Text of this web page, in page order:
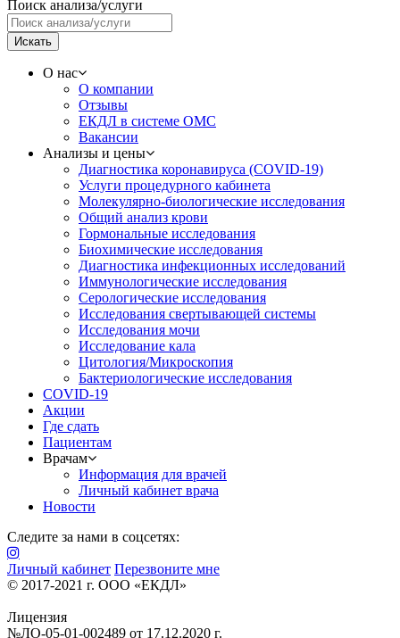
Поиск анализа/услуги
Искать
О нас
О компании
Отзывы
ЕКДЛ в системе ОМС
Вакансии
Анализы и цены
Диагностика коронавируса (COVID-19)
Услуги процедурного кабинета
Молекулярно-биологические исследования
Общий анализ крови
Гормональные исследования
Биохимические исследования
Диагностика инфекционных исследований
Иммунологические исследования
Серологические исследования
Исследования свертывающей системы
Исследования мочи
Исследование кала
Цитология/Микроскопия
Бактериологические исследования
COVID-19
Акции
Где сдать
Пациентам
Врачам
Информация для врачей
Личный кабинет врача
Новости
Следите за нами в соцсетях:
Личный кабинет Перезвоните мне
© 2017-2021 г. ООО «ЕКДЛ»
Лицензия
№ЛО-05-01-002489 от 17.12.2020 г.